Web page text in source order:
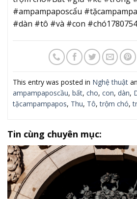
#ampampaposcẩu
#dàn #tô #và #con
This entry was posted in Nghệ thuật
ampampaposcầu, bất, cho, con, dàn,
tặcampampapos, Thu, Tô,trộm chó,
Tin cùng chuyên mục: